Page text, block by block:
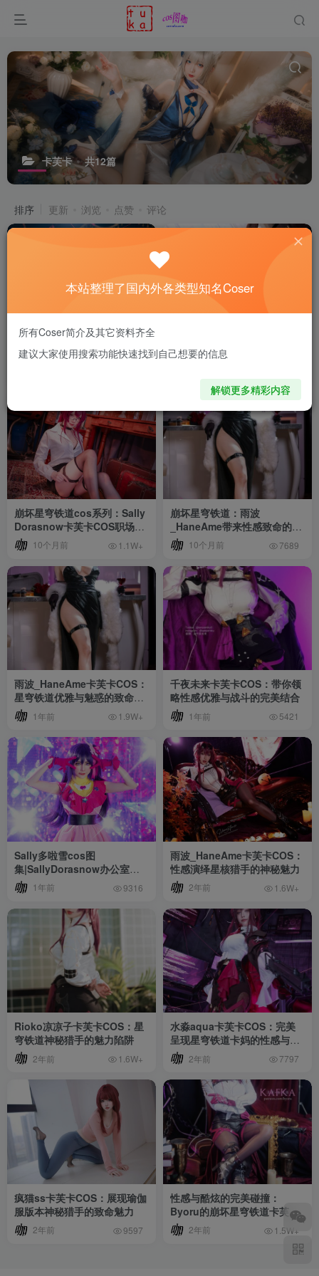
卡芙卡 共12篇
排序 更新 浏览 点赞 评论
命运丝线上的优雅猎手：屿鱼
Yukako卡芙卡的暗夜剧场
卡芙卡，以致命魅力布下星核
崩坏星穹铁道cos系列：Sally
Dorasnow卡芙卡COS职场女
王
10个月前 1.1W+
崩坏星穹铁道：雨波
_HaneAme带来性感致命的卡
芙卡COS
10个月前 7689
雨波_HaneAme卡芙卡COS：
星穹铁道优雅与魅惑的致命交
响
1年前 1.9W+
千夜未来卡芙卡COS：带你领
略性感优雅与战斗的完美结合
1年前 5421
Sally多啦雪cos图
集|SallyDorasnow办公室女
郎卡芙卡星野爱[持续更新]
1年前 9316
雨波_HaneAme卡芙卡COS：
性感演绎星核猎手的神秘魅力
2年前 1.6W+
Rioko凉凉子卡芙卡COS：星
穹铁道神秘猎手的魅力陷阱
2年前 1.6W+
水淼aqua卡芙卡COS：完美
呈现星穹铁道卡妈的性感与酷
帅
2年前 7797
疯猫ss卡芙卡COS：展现瑜伽
服版本神秘猎手的致命魅力
2年前 9597
性感与酷炫的完美碰撞：
Byoru的崩坏星穹铁道卡芙卡
COS2年前 1.5W+
本站整理了国内外各类型知名Coser
所有Coser简介及其它资料齐全
建议大家使用搜索功能快速找到自己想要的信息
解锁更多精彩内容